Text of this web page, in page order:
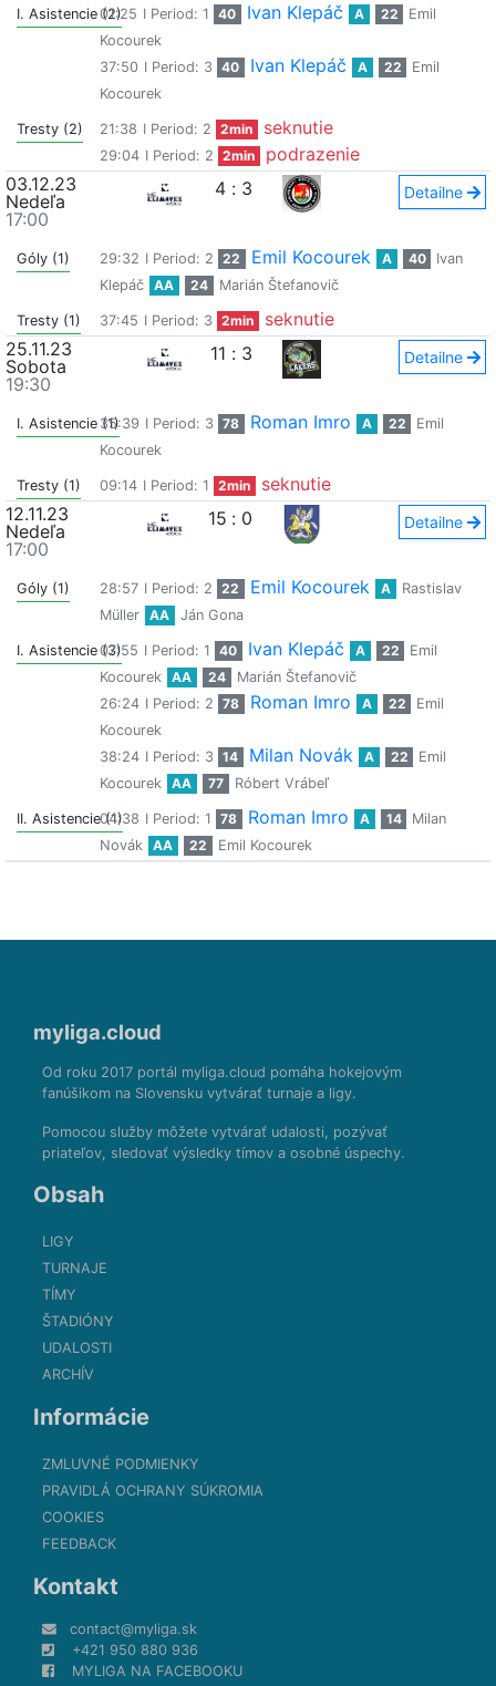
I. Asistencie (2)
01:25 I Period: 1 40 Ivan Klepáč A 22
Emil
Kocourek
37:50 I Period: 3 40 Ivan Klepáč A 22
Emil
Kocourek
Tresty (2) 21:38 I Period: 2 2min seknutie
29:04 I Period: 2 2min
podrazenie
03.12.23
Nedeľa
17:00
4 : 3 Detailne
Góly (1) 29:32 I Period: 2 22 Emil Kocourek A 40
Ivan
Klepáč
AA 24 Marián Štefanovič
Tresty (1) 37:45 I Period: 3 2min
seknutie
25.11.23
Sobota
19:30
11 : 3 Detailne
I. Asistencie (1)35:39 I Period: 3 78 Roman Imro A 22
Emil
Kocourek
Tresty (1) 09:14 I Period: 1 2min
seknutie
12.11.23
Nedeľa
17:00
15 : 0 Detailne
Góly (1) 28:57 I Period: 2 22 Emil Kocourek A
Rastislav
Müller
AA Ján Gona
I. Asistencie (3)07:55 I Period: 1 40 Ivan Klepáč A 22
Emil
Kocourek
AA 24
Marián Štefanovič
26:24 I Period: 2 78 Roman Imro A 22
Emil
Kocourek
38:24 I Period: 3 14 Milan Novák A 22
Emil
Kocourek
AA 77 Róbert Vrábeľ
II. Asistencie (1)
04:38 I Period: 1 78 Roman Imro A 14
Milan
Novák
AA 22 Emil Kocourek
myliga.cloud
Od roku 2017 portál myliga.cloud pomáha hokejovým
fanúšikom na Slovensku vytvárať turnaje a ligy.
Pomocou služby môžete vytvárať udalosti, pozývať
priateľov, sledovať výsledky tímov a osobné úspechy.
Obsah
LIGY
TURNAJE
TÍMY
ŠTADIÓNY
UDALOSTI
ARCHÍV
Informácie
ZMLUVNÉ PODMIENKY
PRAVIDLÁ OCHRANY SÚKROMIA
COOKIES
FEEDBACK
Kontakt
contact@myliga.sk
+421 950 880 936
MYLIGA NA FACEBOOKU